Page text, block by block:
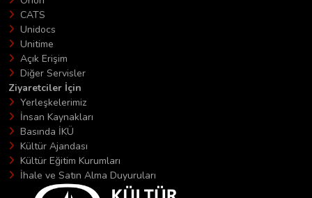
CATS
Unidocs
Unitime
Açık Erişim
Diğer Servisler
Ziyaretciler İçin
Yerleşkelerimiz
İnsan Kaynakları
Basında İKÜ
Kültür Ajandası
Kültür Eğitim Kurumları
İhale ve Satın Alma Duyuruları